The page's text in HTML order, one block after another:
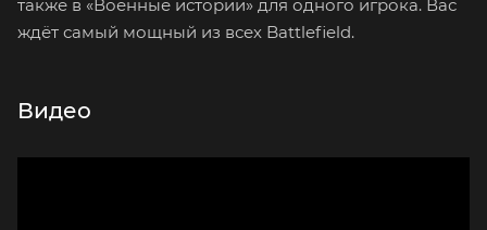
также в «Военные истории» для одного игрока. Вас
ждёт самый мощный из всех Battlefield.
Видео